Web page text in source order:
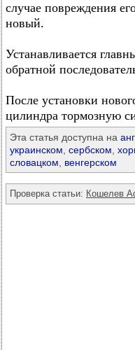
случае повреждения
новый.
Устанавливается
обратной
После установки
цилиндра тормозную
Эта статья доступна на
украинском сербском
словацком
венгерском
Проверка статьи: Кошелев